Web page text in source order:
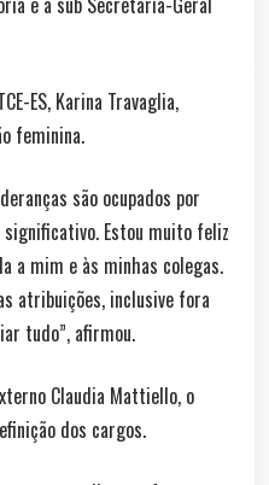
ES, Karina Travaglia,
feminina.
são ocupados por
Estou muito feliz
a mim e às minhas colegas.
atribuições, inclusive fora
tudo”, afirmou.
Claudia Mattiello, o
dos cargos.